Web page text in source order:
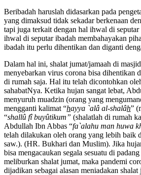
Beribadah haruslah didasarkan pada
yang dimaksud tidak sekadar berkenaan
tapi juga terkait dengan hal ihwal di
ihwal di seputar ibadah membahayakan
ibadah itu perlu dihentikan dan diganti
Dalam hal ini, shalat jumat/jamaah di
menyebarkan virus corona bisa dihentikan
di rumah saja. Hal itu telah dicontohkan
sahabatNya. Ketika hujan sangat lebat,
menyuruh muadzin (orang yang
mengganti kalimat “hayya `alâ al-shalâh”
“shallû fî buyûtikum” (shalatlah di rumah
Abdullah Ibn Abbas “fa`alahu man huwa
telah dilakukan oleh orang yang lebih baik
saw.). (HR. Bukhari dan Muslim). Jika
bisa mengacaukan segala sesuatu di
meliburkan shalat jumat, maka pandemi
dijadikan sebagai alasan meniadakan